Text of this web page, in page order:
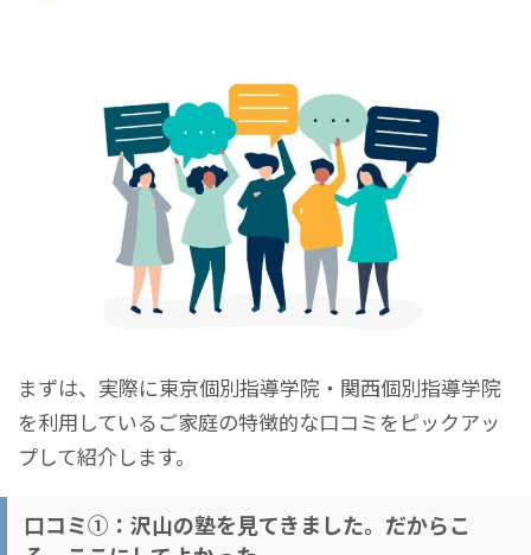
まずは、 実際に東京個別指導学院・関西個別指導学院
を利用しているご家庭の特徴的な口コミをピックアッ
プして紹介します。
口コミ①：沢山の塾を見てきました。だからこ